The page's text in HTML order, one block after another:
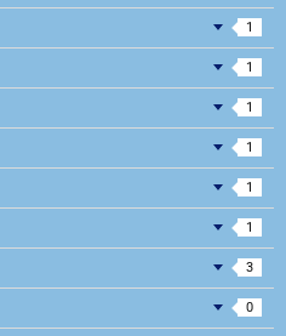
1
1
1
1
1
1
3
0